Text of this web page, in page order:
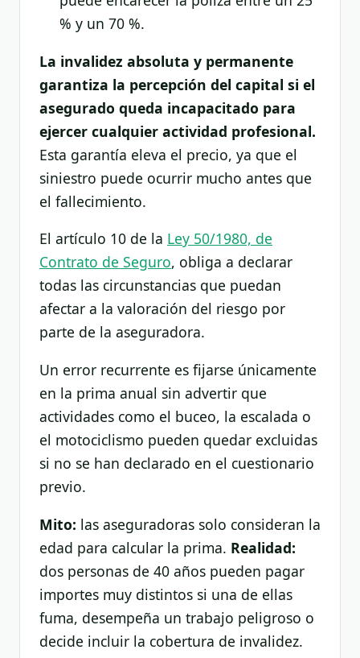
% y un 70 %.
La invalidez absoluta y permanente
garantiza la percepción del capital si el
asegurado queda incapacitado para
ejercer cualquier actividad profesional.
Esta garantía eleva el precio, ya que el
siniestro puede ocurrir mucho antes que
el fallecimiento.
El artículo 10 de la Ley 50/1980, de
Contrato de Seguro, obliga a declarar
todas las circunstancias que puedan
afectar a la valoración del riesgo por
parte de la aseguradora.
Un error recurrente es fijarse únicamente
en la prima anual sin advertir que
actividades como el buceo, la escalada o
el motociclismo pueden quedar excluidas
si no se han declarado en el cuestionario
previo.
Mito: las aseguradoras solo consideran la
edad para calcular la prima. Realidad:
dos personas de 40 años pueden pagar
importes muy distintos si una de ellas
fuma, desempeña un trabajo peligroso o
decide incluir la cobertura de invalidez.